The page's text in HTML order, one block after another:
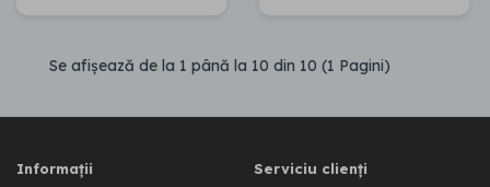
Se afişează de la 1 până la 10 din 10 (1 Pagini)
Informații Serviciu clienți